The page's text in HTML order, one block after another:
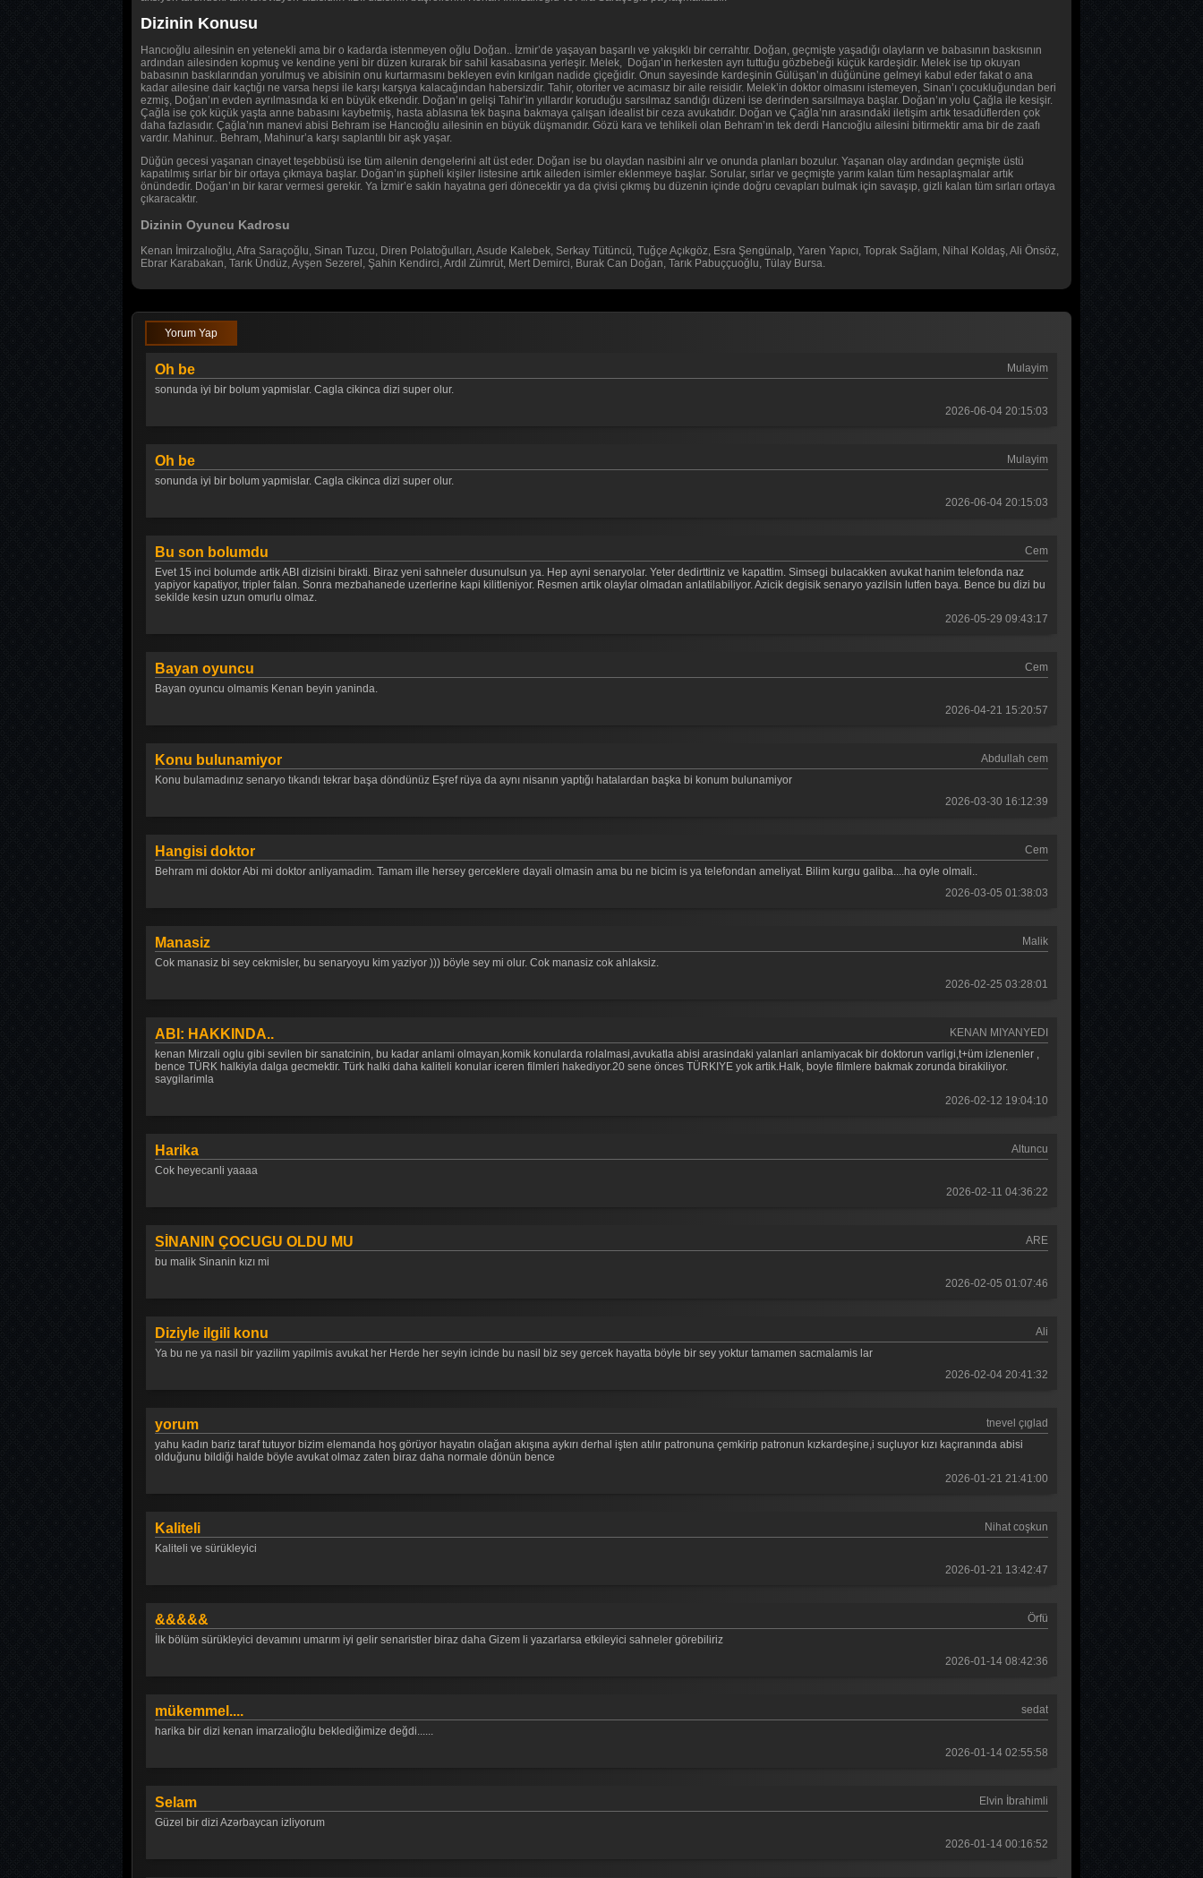
Sıfır Bir 4 Sezon
9. Bölüm
7. Bölüm
MasterChef Türkiye 2026
ABİ 9. Bölüm
ABİ 8. Bölüm
ABİ 7. Bölüm
ABİ 5. Bölüm
Dizinin Konusu
Hancıoğlu ailesinin en yetenekli ama bir o kadarda istenmeyen oğlu Doğan.. İzmir’de yaşayan başarılı ve yakışıklı bir cerrahtır. Doğan, geçmişte yaşadığı olayların ve babasının baskısının
ardından ailesinden kopmuş ve kendine yeni bir düzen kurarak bir sahil kasabasına yerleşir. Melek, Doğan’ın herkesten ayrı tuttuğu gözbebeği küçük kardeşidir. Melek ise tıp okuyan
babasının baskılarından yorulmuş ve abisinin onu kurtarmasını bekleyen evin kırılgan nadide çiçeğidir. Onun sayesinde kardeşinin Gülüşan’ın düğününe gelmeyi kabul eder fakat o ana
kadar ailesine dair kaçtığı ne varsa hepsi ile karşı karşıya kalacağından habersizdir. Tahir, otoriter ve acımasız bir aile reisidir. Melek’in doktor olmasını istemeyen, Sinan’ı çocukluğundan beri
ezmiş, Doğan’ın evden ayrılmasında ki en büyük etkendir. Doğan’ın gelişi Tahir’in yıllardır koruduğu sarsılmaz sandığı düzeni ise derinden sarsılmaya başlar. Doğan’ın yolu Çağla ile kesişir.
Çağla ise çok küçük yaşta anne babasını kaybetmiş, hasta ablasına tek başına bakmaya çalışan idealist bir ceza avukatıdır. Doğan ve Çağla’nın arasındaki iletişim artık tesadüflerden çok
daha fazlasıdır. Çağla’nın manevi abisi Behram ise Hancıoğlu ailesinin en büyük düşmanıdır. Gözü kara ve tehlikeli olan Behram’ın tek derdi Hancıoğlu ailesini bitirmektir ama bir de zaafı
vardır. Mahinur.. Behram, Mahinur’a karşı saplantılı bir aşk yaşar.
Düğün gecesi yaşanan cinayet teşebbüsü ise tüm ailenin dengelerini alt üst eder. Doğan ise bu olaydan nasibini alır ve onunda planları bozulur. Yaşanan olay ardından geçmişte üstü
kapatılmış sırlar bir bir ortaya çıkmaya başlar. Doğan’ın şüpheli kişiler listesine artık aileden isimler eklenmeye başlar. Sorular, sırlar ve geçmişte yarım kalan tüm hesaplaşmalar artık
önündedir. Doğan’ın bir karar vermesi gerekir. Ya İzmir’e sakin hayatına geri dönecektir ya da çivisi çıkmış bu düzenin içinde doğru cevapları bulmak için savaşıp, gizli kalan tüm sırları ortaya
çıkaracaktır.
Dizinin Oyuncu Kadrosu
Kenan İmirzalıoğlu, Afra Saraçoğlu, Sinan Tuzcu, Diren Polatoğulları, Asude Kalebek, Serkay Tütüncü, Tuğçe Açıkgöz, Esra Şengünalp, Yaren Yapıcı, Toprak Sağlam, Nihal Koldaş, Ali Önsöz,
Ebrar Karabakan, Tarık Ündüz, Ayşen Sezerel, Şahin Kendirci, Ardıl Zümrüt, Mert Demirci, Burak Can Doğan, Tarık Pabuççuoğlu, Tülay Bursa.
Yorum Yap
Oh be
Mulayim
sonunda iyi bir bolum yapmislar. Cagla cikinca dizi super olur.
2026-06-04 20:15:03
Oh be
Mulayim
sonunda iyi bir bolum yapmislar. Cagla cikinca dizi super olur.
2026-06-04 20:15:03
Bu son bolumdu
Cem
Evet 15 inci bolumde artik ABI dizisini birakti. Biraz yeni sahneler dusunulsun ya. Hep ayni senaryolar. Yeter dedirttiniz ve kapattim. Simsegi bulacakken avukat hanim telefonda naz
yapiyor kapatiyor, tripler falan. Sonra mezbahanede uzerlerine kapi kilitleniyor. Resmen artik olaylar olmadan anlatilabiliyor. Azicik degisik senaryo yazilsin lutfen baya. Bence bu dizi bu
sekilde kesin uzun omurlu olmaz.
2026-05-29 09:43:17
Bayan oyuncu
Cem
Bayan oyuncu olmamis Kenan beyin yaninda.
2026-04-21 15:20:57
Konu bulunamiyor
Abdullah cem
Konu bulamadınız senaryo tıkandı tekrar başa döndünüz Eşref rüya da aynı nisanın yaptığı hatalardan başka bi konum bulunamiyor
2026-03-30 16:12:39
Hangisi doktor
Cem
Behram mi doktor Abi mi doktor anliyamadim. Tamam ille hersey gerceklere dayali olmasin ama bu ne bicim is ya telefondan ameliyat. Bilim kurgu galiba....ha oyle olmali..
2026-03-05 01:38:03
Manasiz
Malik
Cok manasiz bi sey cekmisler, bu senaryoyu kim yaziyor ))) böyle sey mi olur. Cok manasiz cok ahlaksiz.
2026-02-25 03:28:01
ABI: HAKKINDA..
KENAN MIYANYEDI
kenan Mirzali oglu gibi sevilen bir sanatcinin, bu kadar anlami olmayan,komik konularda rolalmasi,avukatla abisi arasindaki yalanlari anlamiyacak bir doktorun varligi,t+üm izlenenler ,
bence TÜRK halkiyla dalga gecmektir. Türk halki daha kaliteli konular iceren filmleri hakediyor.20 sene önces TÜRKIYE yok artik.Halk, boyle filmlere bakmak zorunda birakiliyor.
saygilarimla
2026-02-12 19:04:10
Harika
Altuncu
Cok heyecanli yaaaa
2026-02-11 04:36:22
SİNANIN ÇOCUGU OLDU MU
ARE
bu malik Sinanin kızı mi
2026-02-05 01:07:46
Diziyle ilgili konu
Ali
Ya bu ne ya nasil bir yazilim yapilmis avukat her Herde her seyin icinde bu nasil biz sey gercek hayatta böyle bir sey yoktur tamamen sacmalamis lar
2026-02-04 20:41:32
yorum
tnevel çıglad
yahu kadın bariz taraf tutuyor bizim elemanda hoş görüyor hayatın olağan akışına aykırı derhal işten atılır patronuna çemkirip patronun kızkardeşine,i suçluyor kızı kaçıranında abisi
olduğunu bildiği halde böyle avukat olmaz zaten biraz daha normale dönün bence
2026-01-21 21:41:00
Kaliteli
Nihat coşkun
Kaliteli ve sürükleyici
2026-01-21 13:42:47
&&&&&
Örfü
İlk bölüm sürükleyici devamını umarım iyi gelir senaristler biraz daha Gizem li yazarlarsa etkileyici sahneler görebiliriz
2026-01-14 08:42:36
mükemmel....
sedat
harika bir dizi kenan imarzalioğlu beklediğimize değdi......
2026-01-14 02:55:58
Selam
Elvin İbrahimli
Güzel bir dizi Azərbaycan izliyorum
2026-01-14 00:16:52